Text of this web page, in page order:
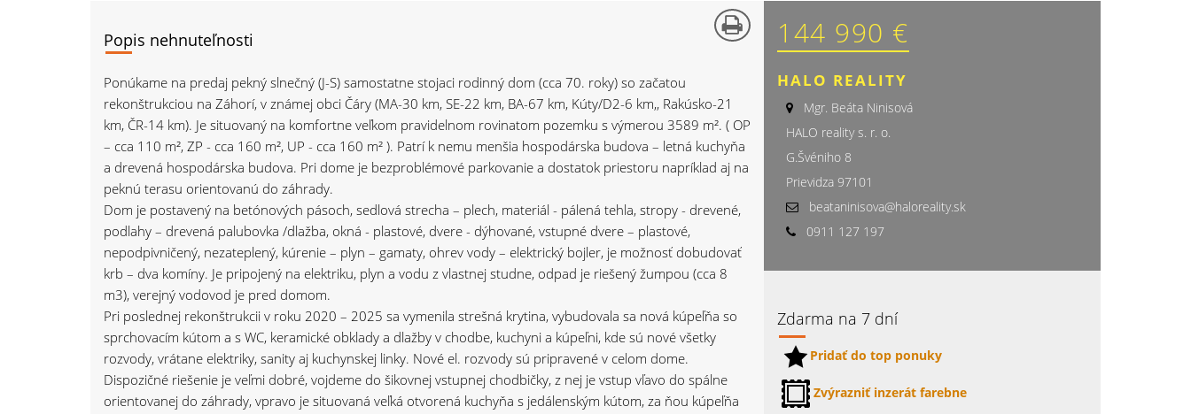
Popis nehnuteľnosti
Ponúkame na predaj pekný slnečný (J-S) samostatne stojaci rodinný dom (cca 70. roky) so začatou
rekonštrukciou na Záhorí, v známej obci Čáry (MA-30 km, SE-22 km, BA-67 km, Kúty/D2-6 km,, Rakúsko-21
km, ČR-14 km). Je situovaný na komfortne veľkom pravidelnom rovinatom pozemku s výmerou 3589 m². ( OP
– cca 110 m², ZP - cca 160 m², UP - cca 160 m² ). Patrí k nemu menšia hospodárska budova – letná kuchyňa
a drevená hospodárska budova. Pri dome je bezproblémové parkovanie a dostatok priestoru napríklad aj na
peknú terasu orientovanú do záhrady.
Dom je postavený na betónových pásoch, sedlová strecha – plech, materiál - pálená tehla, stropy - drevené,
podlahy – drevená palubovka /dlažba, okná - plastové, dvere - dýhované, vstupné dvere – plastové,
nepodpivničený, nezateplený, kúrenie – plyn – gamaty, ohrev vody – elektrický bojler, je možnosť dobudovať
krb – dva komíny. Je pripojený na elektriku, plyn a vodu z vlastnej studne, odpad je riešený žumpou (cca 8
m3), verejný vodovod je pred domom.
Pri poslednej rekonštrukcii v roku 2020 – 2025 sa vymenila strešná krytina, vybudovala sa nová kúpeľňa so
sprchovacím kútom a s WC, keramické obklady a dlažby v chodbe, kuchyni a kúpeľni, kde sú nové všetky
rozvody, vrátane elektriky, sanity aj kuchynskej linky. Nové el. rozvody sú pripravené v celom dome.
Dispozičné riešenie je veľmi dobré, vojdeme do šikovnej vstupnej chodbičky, z nej je vstup vľavo do spálne
orientovanej do záhrady, vpravo je situovaná veľká otvorená kuchyňa s jedálenským kútom, za ňou kúpeľňa
144 990 €
HALO REALITY
Mgr. Beáta Ninisová
HALO reality s. r. o.
G.Švéniho 8
Prievidza 97101
beataninisova@haloreality.sk
0911 127 197
Zdarma na 7 dní
Pridať do top ponuky
Zvýrazniť inzerát farebne